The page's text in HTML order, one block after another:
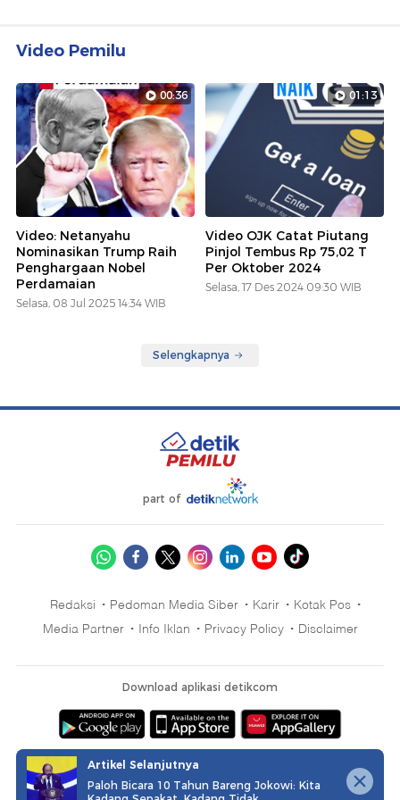
Video Pemilu
00:36
Video: Netanyahu
Nominasikan Trump Raih
Penghargaan Nobel
Perdamaian
Selasa, 08 Jul 2025 14:34 WIB
01:13
Video OJK Catat Piutang
Pinjol Tembus Rp 75,02 T
Per Oktober 2024
Selasa, 17 Des 2024 09:30 WIB
Selengkapnya
part of
Redaksi Pedoman Media Siber Karir
Kotak Pos
Media Partner
Info Iklan Privacy Policy Disclaimer
Download aplikasi detikcom
Copyright @ 2026 detikcom, All right reserved
Artikel Selanjutnya
Paloh Bicara 10 Tahun Bareng Jokowi: Kita